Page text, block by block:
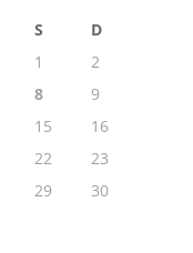
S
D
1
2
8
9
15
16
22
23
29
30